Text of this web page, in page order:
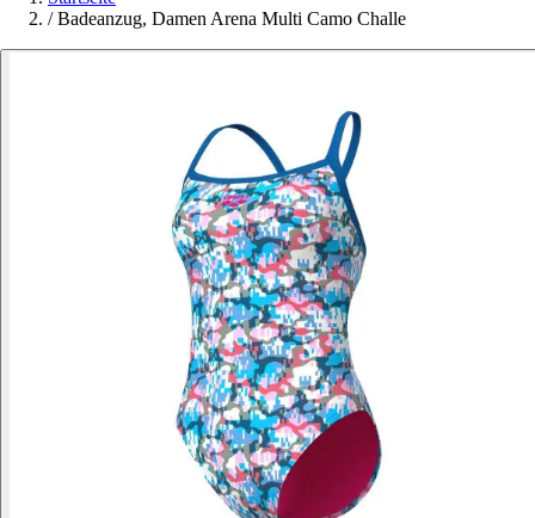
/ Badeanzug, Damen Arena Multi Camo Challe